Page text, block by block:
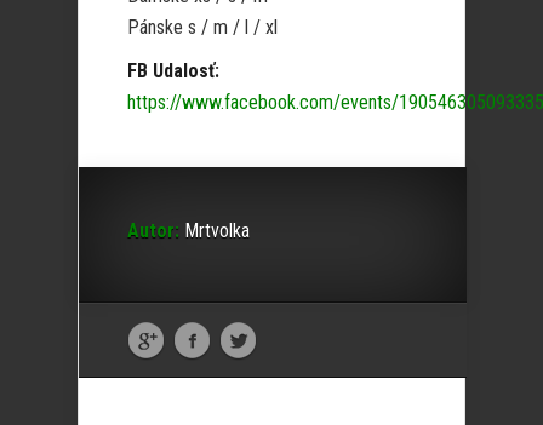
Pánske s / m / l / xl
FB Udalosť:
https://www.facebook.com/events/
Autor: Mrtvolka